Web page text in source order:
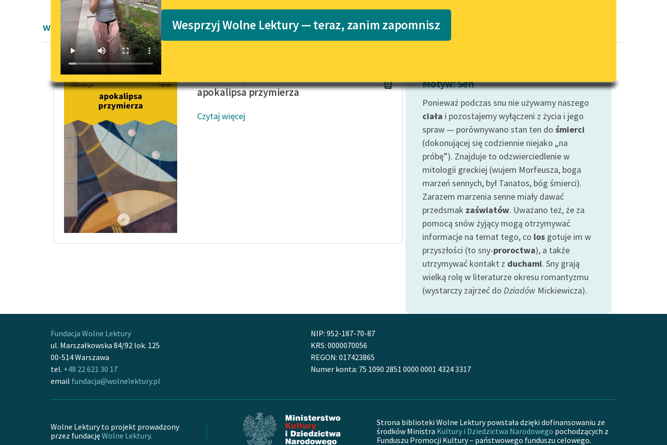
Lektury szkolne i klasyka
literatury do słuchania dla
E-kolekcja lektur szkolnych i
literatury do słuchania dla
Katalog
Katalog w formacie PDF
wrażliwych
Deklaracja dostępności
Wesprzyj Wolne Lektury — teraz, zanim zapomnisz
wiersze Jarosława Lipszyca
apokalipsa przymierza
Czytaj więcej
Motyw: Sen
Ponieważ podczas snu nie używamy naszego
ciała i pozostajemy wyłączeni z życia i jego
spraw — porównywano stan ten do śmierci
(dokonującej się codziennie niejako „na
próbę”). Znajduje to odzwierciedlenie w
mitologii greckiej (wujem Morfeusza, boga
marzeń sennych, był Tanatos, bóg śmierci).
Zarazem marzenia senne miały dawać
przedsmak zaświatów. Uważano też, że za
pomocą snów żyjący mogą otrzymywać
informacje na temat tego, co los gotuje im w
przyszłości (to sny-proroctwa), a także
utrzymywać kontakt z duchami. Sny grają
wielką rolę w literaturze okresu romantyzmu
(wystarczy zajrzeć do Dziadów Mickiewicza).
Fundacja Wolne Lektury
ul. Marszałkowska 84/92 lok. 125
00-514 Warszawa
tel. +48 22 621 30 17
email fundacja@wolnelektury.pl
NIP: 952-187-70-87
KRS: 0000070056
REGON: 017423865
Numer konta: 75 1090 2851 0000 0001 4324 3317
Wolne Lektury to projekt prowadzony
przez fundację Wolne Lektury.
Strona biblioteki Wolne Lektury powstała dzięki dofinansowaniu ze
środków Ministra Kultury i Dziedzictwa Narodowego pochodzących z
Funduszu Promocji Kultury – państwowego funduszu celowego.